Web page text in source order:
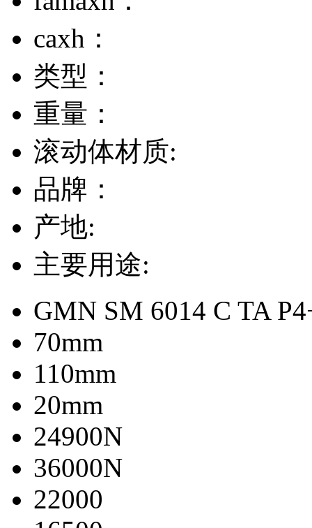
caxh：
类型：
重量：
滚动体材质:
品牌：
产地:
主要用途:
GMN SM 6014 C TA
70mm
110mm
20mm
24900N
36000N
22000